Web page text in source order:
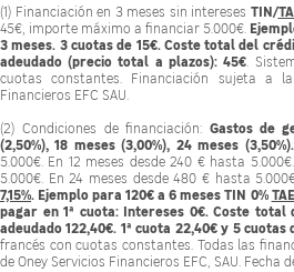
(1) Financiación en 3 meses sin intereses TIN/
45€, importe máximo a financiar 5.000€.
3 meses. 3 cuotas de 15€. Coste total del
adeudado (precio total a plazos): 45€ .
cuotas constantes. Financiación sujeta a
Financieros EFC SAU.
(2) Condiciones de financiación:Gastos de
(2,50%), 18 meses (3,00%), 24 meses (3,50%).
5.000€. En 12 meses desde 240 € hasta
5.000€. En 24 meses desde 480 € hasta
7,15%. Ejemplo para 120€ a 6 meses TIN 0%
pagar en 1ª cuota: Intereses 0€. Coste
adeudado 122,40€. 1ª cuota 22,40€ y 5 cuotas
francés con cuotas constantes. Todas las
de Oney Servicios Financieros EFC, SAU. Fecha